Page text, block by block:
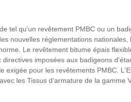
tel qu'un revêtement PMBC ou un
nouvelles réglementations
Le revêtement bitume épais
imposées aux badigeons
pour les revêtements PMBC.
les Tissus d'armature de la gamme